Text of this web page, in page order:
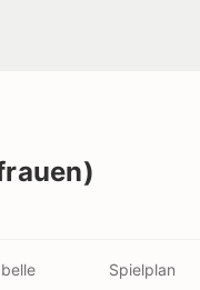
Spielplan